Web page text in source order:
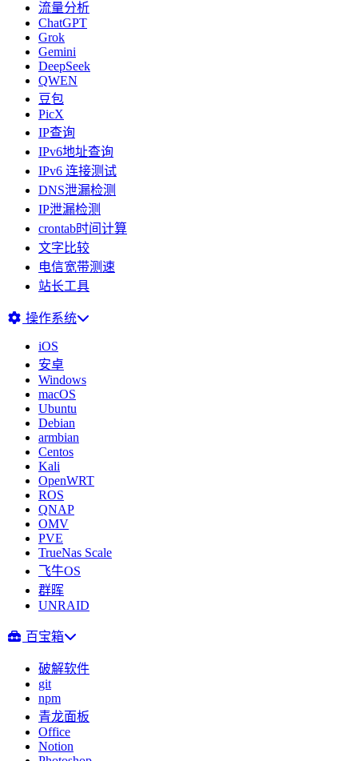
流量分析
ChatGPT
Grok
Gemini
DeepSeek
QWEN
豆包
PicX
IP查询
IPv6地址查询
IPv6 连接测试
DNS泄漏检测
IP泄漏检测
crontab时间计算
文字比较
电信宽带测速
站长工具
操作系统
iOS
安卓
Windows
macOS
Ubuntu
Debian
armbian
Centos
Kali
OpenWRT
ROS
QNAP
OMV
PVE
TrueNas Scale
飞牛OS
群晖
UNRAID
百宝箱
破解软件
git
npm
青龙面板
Office
Notion